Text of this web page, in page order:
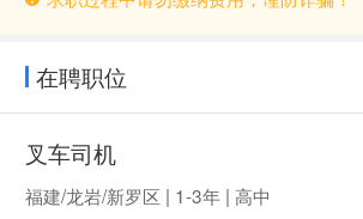
在聘职位
叉车司机
福建/龙岩/新罗区 | 1-3年 | 高中